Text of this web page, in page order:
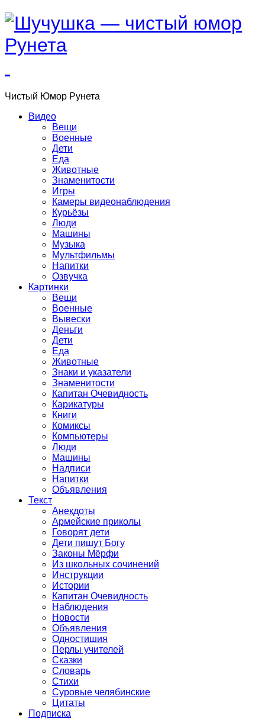
Чистый Юмор Рунета
Видео
Вещи
Военные
Дети
Еда
Животные
Знаменитости
Игры
Камеры видеонаблюдения
Курьёзы
Люди
Машины
Музыка
Мультфильмы
Напитки
Озвучка
Картинки
Вещи
Военные
Вывески
Деньги
Дети
Еда
Животные
Знаки и указатели
Знаменитости
Капитан Очевидность
Карикатуры
Книги
Комиксы
Компьютеры
Люди
Машины
Надписи
Напитки
Объявления
Текст
Анекдоты
Армейские приколы
Говорят дети
Дети пишут Богу
Законы Мёрфи
Из школьных сочинений
Инструкции
Истории
Капитан Очевидность
Наблюдения
Новости
Объявления
Одностишия
Перлы учителей
Сказки
Словарь
Стихи
Суровые челябинские
Цитаты
Подписка